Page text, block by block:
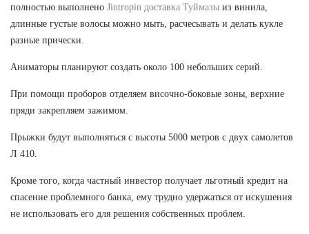
полностью выполнено Jintropin доставка Туймазы из винила,
длинные густые волосы можно мыть, расчесывать и делать кукле
разные прически.
Аниматоры планируют создать около 100 небольших серий.
При помощи проборов отделяем височно-боковые зоны, верхние
пряди закрепляем зажимом.
Прыжки будут выполняться с высоты 5000 метров с двух самолетов
Л 410.
Кроме того, когда частный инвестор получает льготный кредит на
спасение проблемного банка, ему трудно удержаться от искушения
не использовать его для решения собственных проблем.